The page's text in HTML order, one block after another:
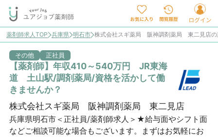
薬剤師求人TOP 兵庫県 明石市 株式会社スギ薬局 阪神調剤薬局 東二見店の
その他 正社員
【薬剤師】年収410～540万円 JR東海
道 土山駅/調剤薬局/資格を活かして働
きませんか？
株式会社スギ薬局 阪神調剤薬局 東二見店
兵庫県明石市＜正社員/薬剤師求人＞★給与面やシフト面
などご相談可能な場合もございます。まずはお気軽にお